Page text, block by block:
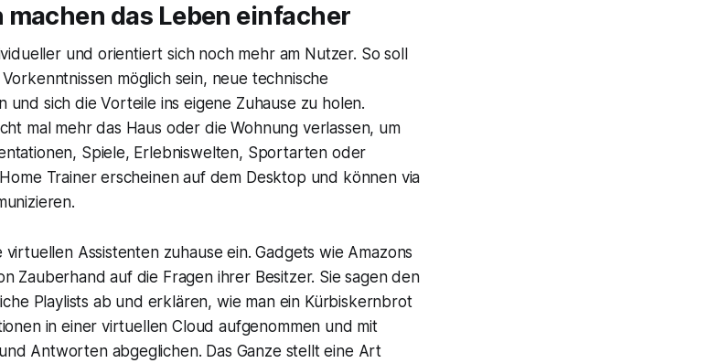
das Leben einfacher
und orientiert sich noch mehr am Nutzer. So soll
möglich sein, neue technische
und sich die Vorteile ins eigene Zuhause zu holen.
mal mehr das Haus oder die Wohnung verlassen, um
Spiele, Erlebniswelten, Sportarten oder
Trainer erscheinen auf dem Desktop und können via
Assistenten zuhause ein. Gadgets wie Amazons
Zauberhand auf die Fragen ihrer Besitzer. Sie sagen den
Playlists ab und erklären, wie man ein Kürbiskernbrot
in einer virtuellen Cloud aufgenommen und mit
Antworten abgeglichen. Das Ganze stellt eine Art